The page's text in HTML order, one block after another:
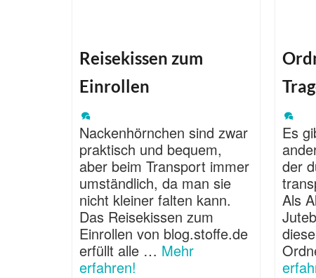
Reisekissen zum
Einrollen
Nackenhörnchen sind zwar
praktisch und bequem,
aber beim Transport immer
umständlich, da man sie
nicht kleiner falten kann.
Das Reisekissen zum
Einrollen von blog.stoffe.de
erfüllt alle … Mehr
erfahren!
Es
der
Als